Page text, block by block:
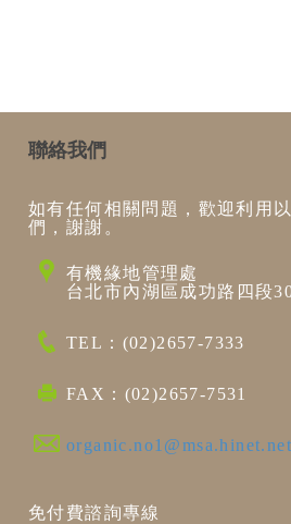
聯絡我們
如有任何相關問題，歡迎利用
們，謝謝。
有機緣地管理處
台北市內湖區成功路四段
TEL：(02)2657-7333
FAX：(02)2657-7531
organic.no1@msa.hinet.net
免付費諮詢專線